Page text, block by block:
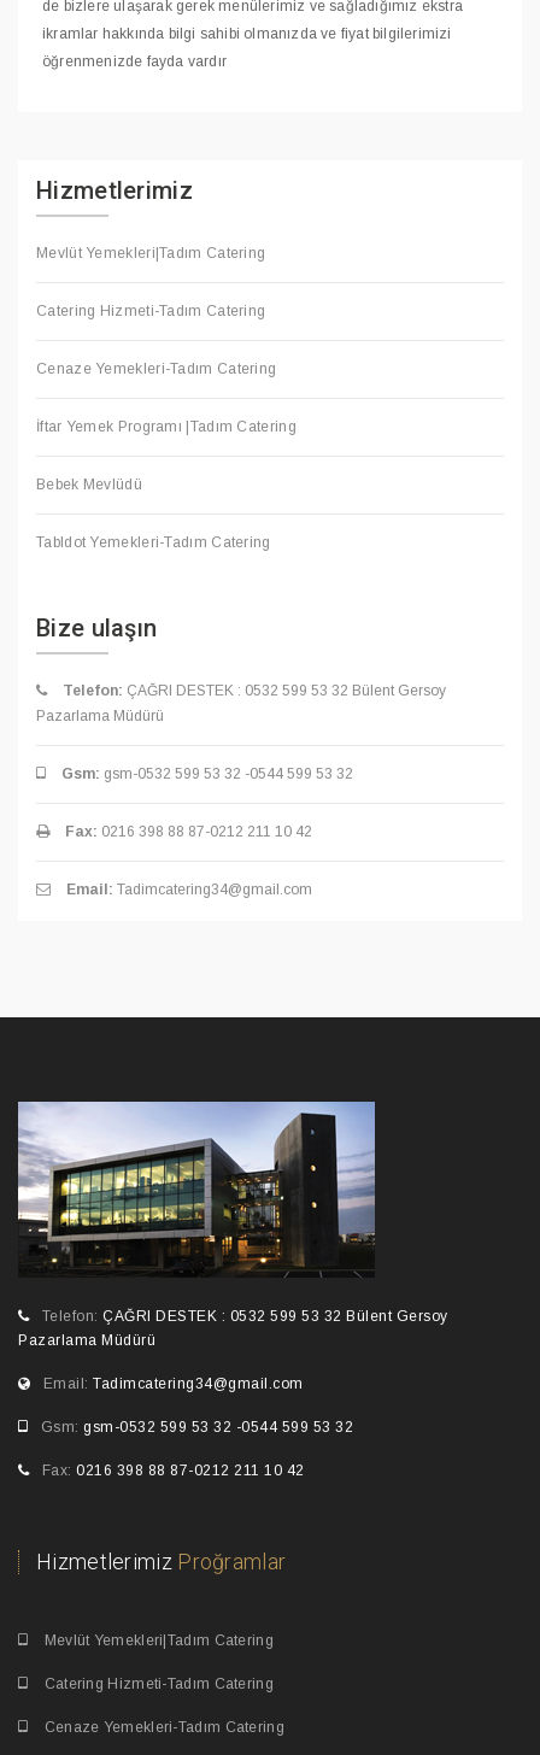
de bizlere ulaşarak gerek menülerimiz ve sağladığımız ekstra
ikramlar hakkında bilgi sahibi olmanızda ve fiyat bilgilerimizi
öğrenmenizde fayda vardır
Hizmetlerimiz
Mevlüt Yemekleri|Tadım Catering
Catering Hizmeti-Tadım Catering
Cenaze Yemekleri-Tadım Catering
İftar Yemek Programı |Tadım Catering
Bebek Mevlüdü
Tabldot Yemekleri-Tadım Catering
Bize ulaşın
Telefon: ÇAĞRI DESTEK : 0532 599 53 32 Bülent Gersoy
Pazarlama Müdürü
Gsm: gsm-0532 599 53 32 -0544 599 53 32
Fax: 0216 398 88 87-0212 211 10 42
Email: Tadimcatering34@gmail.com
Telefon: ÇAĞRI DESTEK : 0532 599 53 32 Bülent Gersoy
Pazarlama Müdürü
Email: Tadimcatering34@gmail.com
Gsm: gsm-0532 599 53 32 -0544 599 53 32
Fax: 0216 398 88 87-0212 211 10 42
Hizmetlerimiz Proğramlar
Mevlüt Yemekleri|Tadım Catering
Catering Hizmeti-Tadım Catering
Cenaze Yemekleri-Tadım Catering